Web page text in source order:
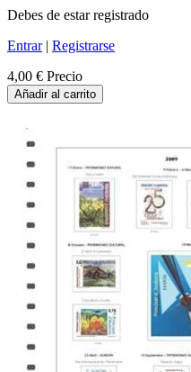
Debes de estar registrado
Entrar| Registrarse
4,00 € Precio
Añadir al carrito